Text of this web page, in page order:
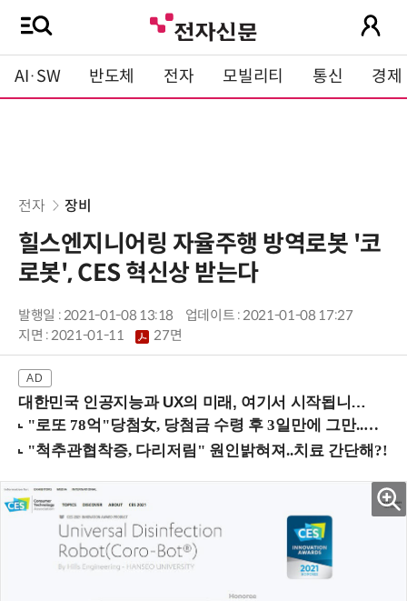
AI·SW 반도체 전자 모빌리티 통신 경제
전자 장비
힐스엔지니어링 자율주행 방역로봇 '코
로봇', CES 혁신상 받는다
발행일 : 2021-01-08 13:18
업데이트 : 2021-01-08 17:27
지면 :2021-01-11 27면
대한민국 인공지능과 UX의 미래, 여기서 시작됩니다! (9/2 강남역)